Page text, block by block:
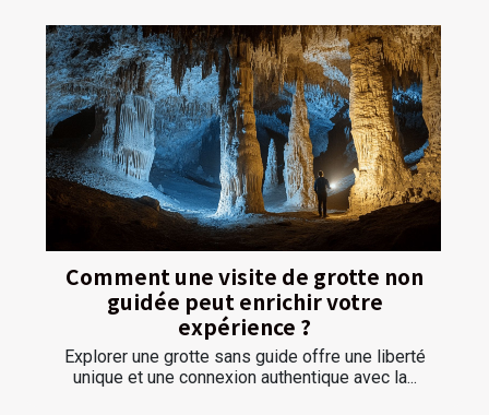
Comment une visite de grotte non
guidée peut enrichir votre
expérience ?
Explorer une grotte sans guide offre une liberté
unique et une connexion authentique avec la...